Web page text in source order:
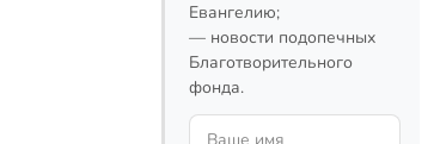
Евангелию;
— новости подопечных
Благотворительного
фонда.